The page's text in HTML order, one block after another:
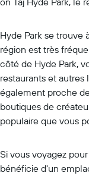
Hyde Park se trouve
région est très
côté de Hyde Park,
restaurants et autres
également proche
boutiques de
populaire que vous
Si vous voyagez
bénéficie d'un